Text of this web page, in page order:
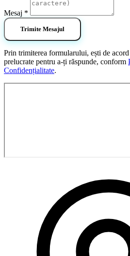
Mesaj *
Trimite Mesajul
Prin trimiterea formularului, ești de acord
prelucrate pentru a-ți răspunde, conform
Confidențialitate.